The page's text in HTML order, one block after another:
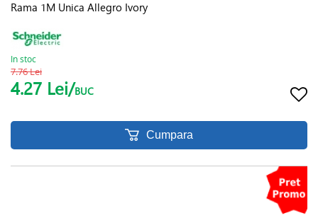
Rama 1M Unica Allegro Ivory
In stoc
7.76 Lei
4.27 Lei/BUC
Cumpara